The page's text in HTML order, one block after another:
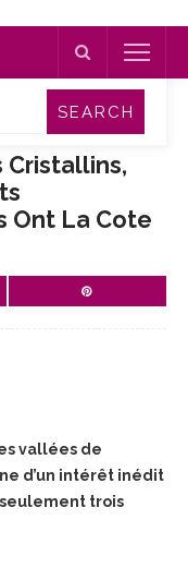
Cristallins,
Ont La Cote
vallées de
d’un intérêt inédit
trois